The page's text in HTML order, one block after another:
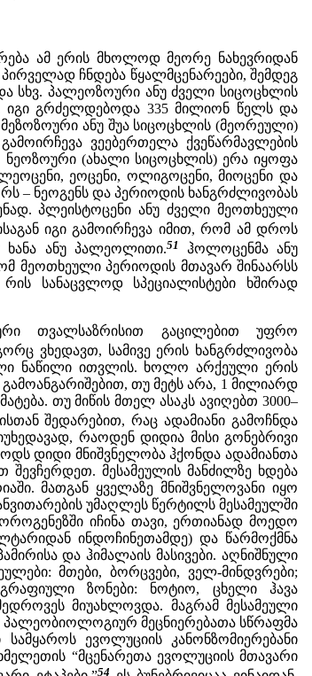
ამ ერის მხოლოდ მეორე ნახევრიდან
ჩნდება წყალმცენარეები, შემდეგ
სხვ. პალეოზოური ანუ ძველი სიცოცხლის
იგი გრძელდებოდა 335 მილიონ წელს და
მეზოზოური ანუ შუა სიცოცხლის (მეორეული)
ვეებერთელა ქვეწარმავლების
ნეოზოური (ახალი სიცოცხლის) ერა იყოფა
ეოცენი, ოლიგოცენი, მიოცენი და
– ნეოგენს და პერიოდის ხანგრძლივობას
პლეისტოცენი ანუ ძველი მეოთხეული
იგი გამოირჩევა იმით, რომ ამ დროს
ხანა ანუ პალეოლითი.51 ჰოლოცენმა ანუ
მეოთხეული პერიოდის მთავარ შინაარსს
სანაცვლოდ სპეციალისტები ხშირად
თვალსაზრისით გაცილებით უფრო
ვხედავთ, სამივე ერის ხანგრძლივობა
ნაწილი ითვლის. ხოლო არქეული ერის
თუ მეტს არა, 1 მილიარდ
თუ მიწის მთელ ასაკს ავიღებთ 3000–
შედარებით, რაც ადამიანი გამოჩნდა
რაოდენ დიდია მისი გონებრივი
დიდი მნიშვნელობა ჰქონდა ადამიანთა
შევჩერდეთ. მესამეულის მანძილზე ხდება
მათგან ყველაზე მნიშვნელოვანი იყო
უმაღლეს წერტილს მესამეულში
იჩინა თავი, ერთიანად მოედო
ინდოჩინეთამდე) და წარმოქმნა
და ჰიმალაის მასივები. აღნიშნული
მთები, ბორცვები, ველ-მინდვრები;
ზონები: ნოტიო, ცხელი ჰავა
მიუახლოვდა. მაგრამ მესამეული
პალეობიოლოგიურ მეცნიერებათა სწრაფმა
ევოლუციის კანონზომიერებანი
“მცენარეთა ევოლუციის მთავარი
54